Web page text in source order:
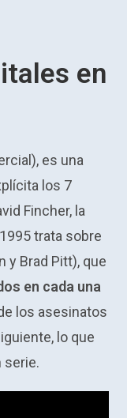
en
es una
los 7
Fincher, la
trata sobre
y Brad Pitt), que
en cada una
los asesinatos
lo que
serie.